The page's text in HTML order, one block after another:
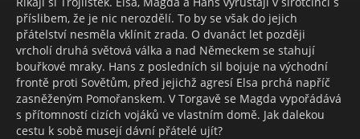
příslibem, že je nic nerozdělí. To by se však do jejich
přátelství nesměla vklínit zrada. O dvanáct let později
vrcholí druhá světová válka a nad Německem se stahují
bouřkové mraky. Hans z posledních sil bojuje na východní
frontě proti Sovětům, před jejichž agresí Elsa prchá napříč
zasněženým Pomořanskem. V Torgavě se Magda vypořádává
s přítomností cizích vojáků ve vlastním domě. Jak dalekou
cestu k sobě musejí dávní přátelé ujít?